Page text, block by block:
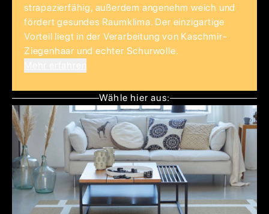
strapazierfähig, außerdem angenehm weich und
fördert gesundes Raumklima. Der einzigartige
Vorteil liegt in der Verarbeitung von Kaschmir-
Ziegenhaar und echter Schurwolle.
Wähle hier aus: